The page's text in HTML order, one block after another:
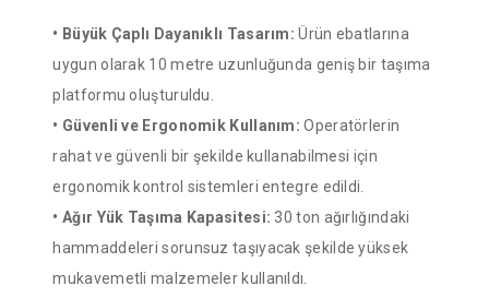
• Büyük Çaplı Dayanıklı Tasarım: Ürün ebatlarına
uygun olarak 10 metre uzunluğunda geniş bir taşıma
platformu oluşturuldu.
• Güvenli ve Ergonomik Kullanım: Operatörlerin
rahat ve güvenli bir şekilde kullanabilmesi için
ergonomik kontrol sistemleri entegre edildi.
• Ağır Yük Taşıma Kapasitesi: 30 ton ağırlığındaki
hammaddeleri sorunsuz taşıyacak şekilde yüksek
mukavemetli malzemeler kullanıldı.